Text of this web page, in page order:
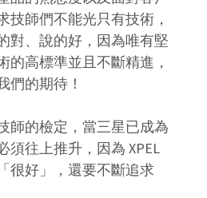
技師們不能光只有技術，
對、說的好， 因為唯有堅
的高標準並且不斷精進，
們的期待！
師的檢定，當三星已成為
須往上推升，因為 XPEL
很好」，還要不斷追求